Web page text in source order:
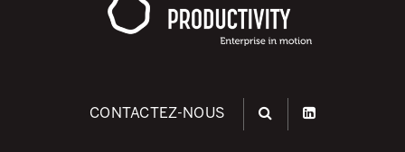
CONTACTEZ-NOUS